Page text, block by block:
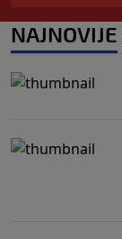
NAJNOVIJE